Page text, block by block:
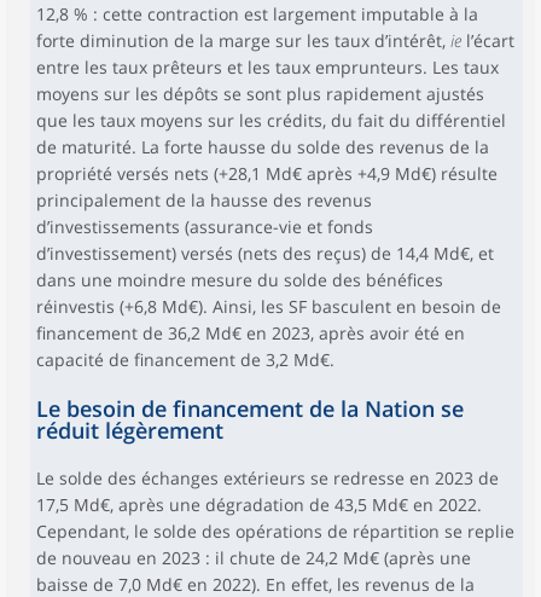
12,8 % : cette contraction est largement imputable à la
forte diminution de la marge sur les taux d’intérêt, ie l’écart
entre les taux prêteurs et les taux emprunteurs. Les taux
moyens sur les dépôts se sont plus rapidement ajustés
que les taux moyens sur les crédits, du fait du différentiel
de maturité. La forte hausse du solde des revenus de la
propriété versés nets (+28,1 Md€ après +4,9 Md€) résulte
principalement de la hausse des revenus
d’investissements (assurance-vie et fonds
d’investissement) versés (nets des reçus) de 14,4 Md€, et
dans une moindre mesure du solde des bénéfices
réinvestis (+6,8 Md€). Ainsi, les SF basculent en besoin de
financement de 36,2 Md€ en 2023, après avoir été en
capacité de financement de 3,2 Md€.
Le besoin de financement de la Nation se
réduit légèrement
Le solde des échanges extérieurs se redresse en 2023 de
17,5 Md€, après une dégradation de 43,5 Md€ en 2022.
Cependant, le solde des opérations de répartition se replie
de nouveau en 2023 : il chute de 24,2 Md€ (après une
baisse de 7,0 Md€ en 2022). En effet, les revenus de la